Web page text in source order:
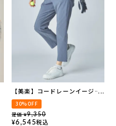
【美楽】コードレーンイージー
パンツ
30%OFF
定価 ¥9,350
¥6,545税込